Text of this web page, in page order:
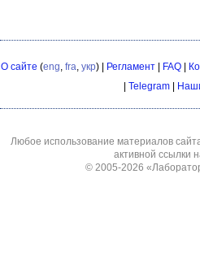
О сайте (eng, fra, укр) | Регламент| FAQ|
Telegram
Любое использование материалов
активной ссылки
© 2005-2026